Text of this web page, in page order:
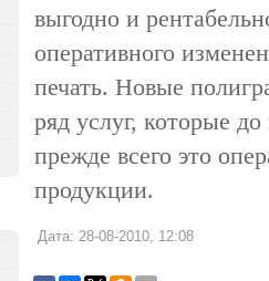
выгодно и
оперативного
печать. Новые
ряд услуг, которые
прежде всего это
продукции.
Дата: 28-08-2010, 12:08